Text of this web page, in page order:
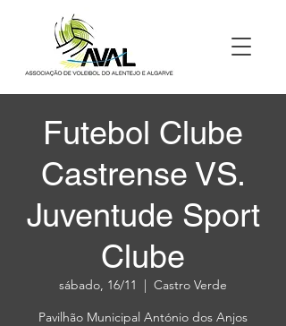
Futebol Clube
Castrense VS.
Juventude Sport
Clube
sábado, 16/11
  |
Castro Verde
Pavilhão Municipal António dos Anjos